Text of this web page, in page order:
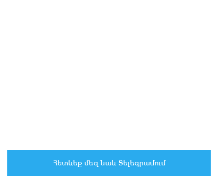
Հետևեք մեզ նաև Տելեգրամում